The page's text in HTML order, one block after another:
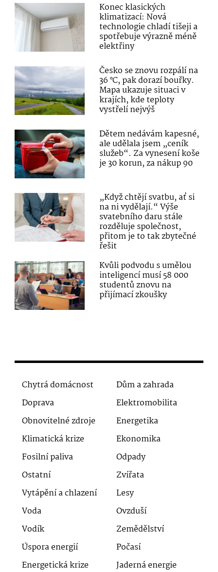
Konec klasických
klimatizací: Nová
technologie chladí tišeji a
spotřebuje výrazně méně
elektřiny
Česko se znovu rozpálí na
36 °C, pak dorazí bouřky.
Mapa ukazuje situaci v
krajích, kde teploty
vystřelí nejvýš
Dětem nedávám kapesné,
ale udělala jsem „ceník
služeb“. Za vynesení koše
je 30 korun, za nákup 90
„Když chtějí svatbu, ať si
na ni vydělají.“ Výše
svatebního daru stále
rozděluje společnost,
přitom je to tak zbytečné
řešit
Kvůli podvodu s umělou
inteligencí musí 58 000
studentů znovu na
přijímací zkoušky
Chytrá domácnost
Dům a zahrada
Doprava
Elektromobilita
Obnovitelné zdroje
Energetika
Klimatická krize
Ekonomika
Fosilní paliva
Odpady
Ostatní
Zvířata
Vytápění a chlazení
Lesy
Voda
Ovzduší
Vodík
Zemědělství
Úspora energií
Počasí
Energetická krize
Jaderná energie